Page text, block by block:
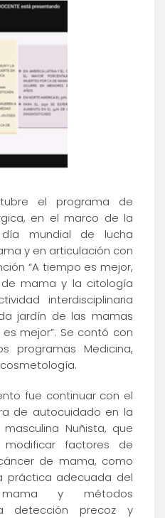
el programa de
en el marco de la
mundial de lucha
y en articulación con
“A tiempo es mejor,
mama y la citología
interdisciplinaria
jardín de las mamas
mejor”. Se contó con
programas Medicina,
fue continuar con el
de autocuidado en la
Nuñista, que
factores de
de mama, como
adecuada del
y métodos
detección precoz y